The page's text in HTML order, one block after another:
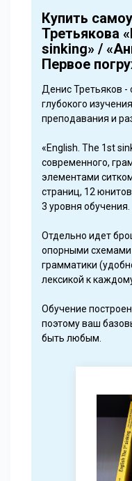
Купить
Третьякова
sinking» /
Первое
Денис Третьяков -
глубокого
преподавания и
«English. The 1st
современного,
элементами
страниц, 12
3 уровня обучения.
Отдельно идет
опорными
грамматики
лексикой к
Обучение
поэтому ваш
быть любым.